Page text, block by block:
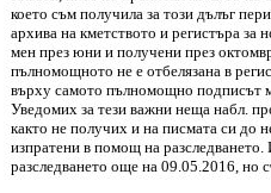
което съм получила за този дълъг
архива на кметството и регистъра за
мен през юни и получени през
пълномощното не е отбелязана в
върху самото пълномощно
Уведомих за тези важни неща набл.
както не получих и на писмата си до
изпратени в помощ на
разследването още на 09.05.2016, но